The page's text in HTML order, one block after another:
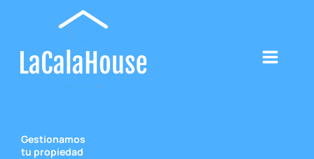
Gestionamos
tu propiedad